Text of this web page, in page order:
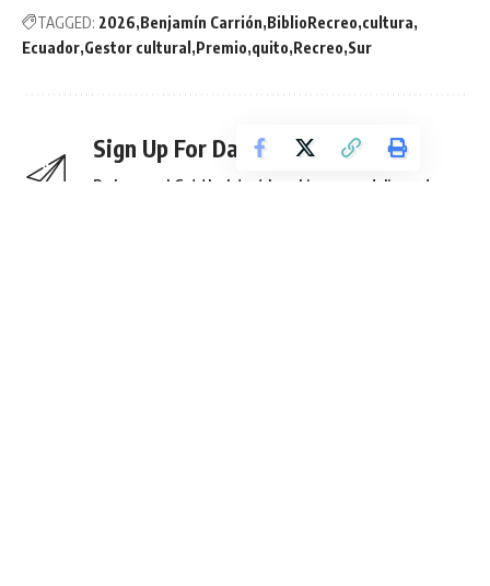
TAGGED: 2026 Benjamín Carrión BiblioRecreo cultura
Ecuador Gestor cultural Premio quito Recreo Sur
Sign Up For Daily Newsletter
Be keep up! Get the latest breaking news delivered